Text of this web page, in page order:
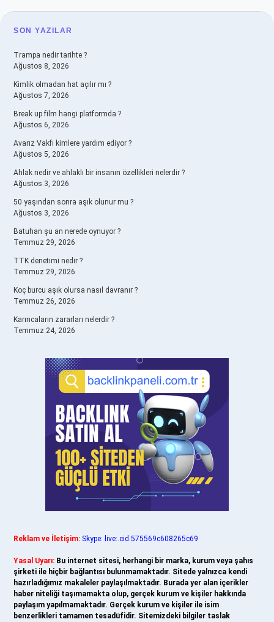
SIDEBAR
SON YAZILAR
Trampa nedir tarihte ?
Ağustos 8, 2026
Kimlik olmadan hat açılır mı ?
Ağustos 7, 2026
Break up film hangi platformda ?
Ağustos 6, 2026
Avarız Vakfı kimlere yardım ediyor ?
Ağustos 5, 2026
Ahlak nedir ve ahlaklı bir insanın özellikleri nelerdir ?
Ağustos 3, 2026
50 yaşından sonra aşık olunur mu ?
Ağustos 3, 2026
Batuhan şu an nerede oynuyor ?
Temmuz 29, 2026
TTK denetimi nedir ?
Temmuz 29, 2026
Koç burcu aşık olursa nasıl davranır ?
Temmuz 26, 2026
Karıncaların zararları nelerdir ?
Temmuz 24, 2026
Reklam ve İletişim: Skype: live:.cid.575569c608265c69
Yasal Uyarı: Bu internet sitesi, herhangi bir marka, kurum veya şahıs
şirketi ile hiçbir bağlantısı bulunmamaktadır. Sitede yalnızca kendi
hazırladığımız makaleler paylaşılmaktadır. Burada yer alan içerikler
haber niteliği taşımamakta olup, gerçek kurum ve kişiler hakkında
paylaşım yapılmamaktadır. Gerçek kurum ve kişiler ile isim
benzerlikleri tamamen tesadüfidir. Sitemizdeki bilgiler taslak